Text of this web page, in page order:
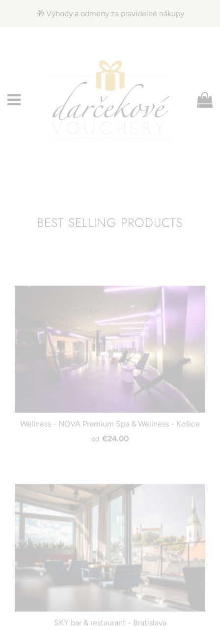
🎁 Výhody a odmeny za pravidelné nákupy
Menu
BEST SELLING PRODUCTS
od €24.00
SKY bar & restaurant - Bratislava
od €50.00